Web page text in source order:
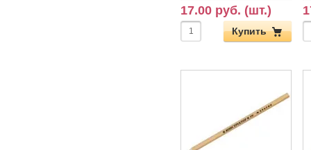
17.00 руб. (шт.)
Купить